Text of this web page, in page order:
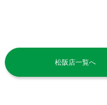
松阪店一覧へ